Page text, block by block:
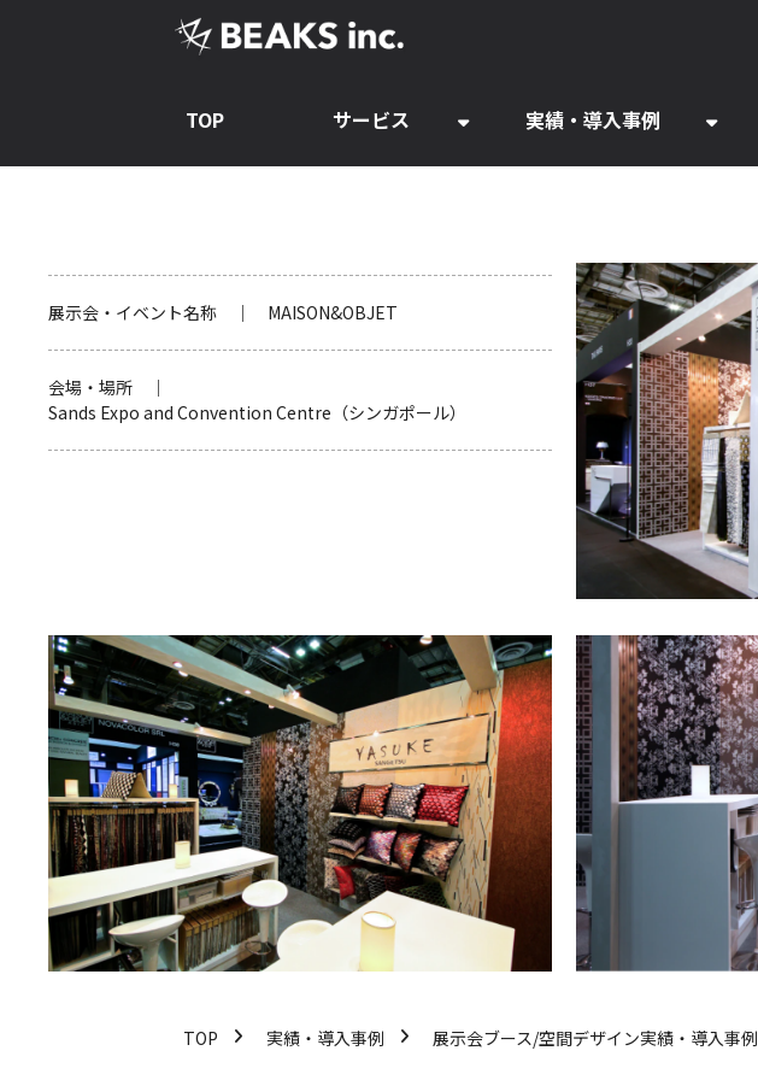
TOP サービス 実績・導入事例
展示会・イベント名称 ｜ MAISON&OBJET
会場・場所 ｜
Sands Expo and Convention Centre（シンガポール）
TOP 実績・導入事例 展示会ブース/空間デザイン実績・導入事例